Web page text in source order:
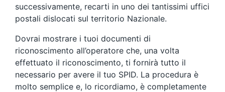
successivamente, recarti in uno dei tantissimi uffici
postali dislocati sul territorio Nazionale.
Dovrai mostrare i tuoi documenti di
riconoscimento all’operatore che, una volta
effettuato il riconoscimento, ti fornirà tutto il
necessario per avere il tuo SPID. La procedura è
molto semplice e, lo ricordiamo, è completamente